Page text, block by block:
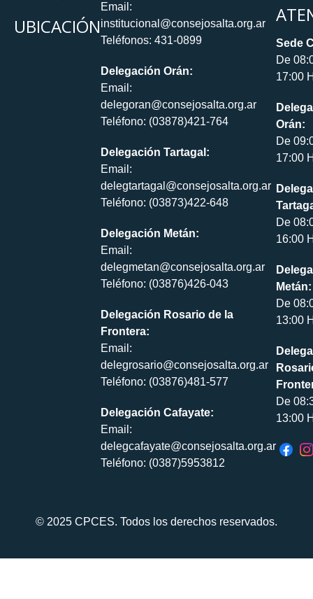
UBICACIÓN
Email:
institucional@consejosalta.org.ar
Teléfonos: 431-0899
Delegación Orán:
Email:
delegoran@consejosalta.org.ar
Teléfono: (03878)421-764
Delegación Tartagal:
Email:
delegtartagal@consejosalta.org.ar
Teléfono: (03873)422-648
Delegación Metán:
Email:
delegmetan@consejosalta.org.ar
Teléfono: (03876)426-043
Delegación Rosario de la
Frontera:
Email:
delegrosario@consejosalta.org.ar
Teléfono: (03876)481-577
Delegación Cafayate:
Email:
delegcafayate@consejosalta.org.ar
Teléfono: (0387)5953812
Sede
De
17:00
Orán:
De
17:00
De
16:00
Metán:
De
13:00
De
13:00
© 2025 CPCES. Todos los derechos reservados.